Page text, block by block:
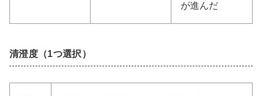
が進んだ
清澄度（1つ選択）